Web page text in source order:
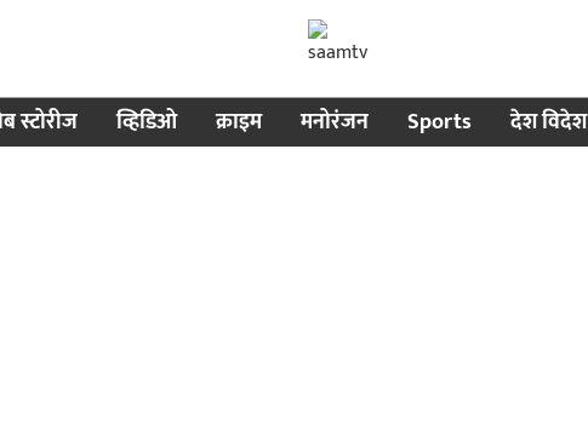
स्टोरीज व्हिडिओ क्राइम मनोरंजन Sports देश विदेश